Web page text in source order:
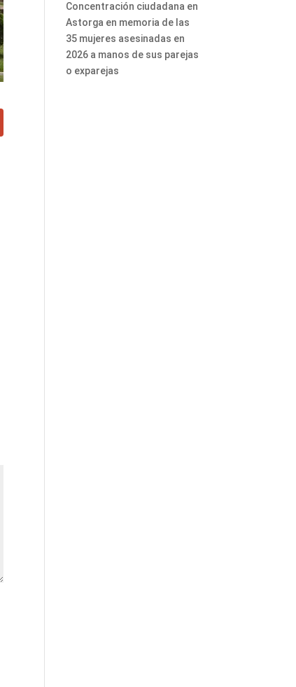
Concentración ciudadana en
Astorga en memoria de las
35 mujeres asesinadas en
2026 a manos de sus parejas
o exparejas